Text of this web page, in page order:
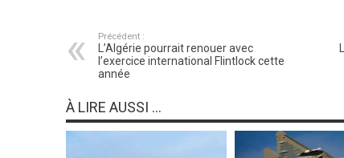
Précédent :
L’Algérie pourrait renouer avec
l’exercice international Flintlock cette
année
À LIRE AUSSI ...